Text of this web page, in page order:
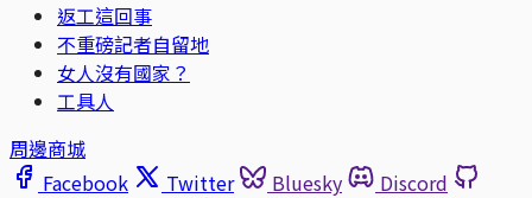
返工這回事
不重磅記者自留地
女人沒有國家？
工具人
周邊商城
Facebook
Twitter Bluesky
Discord